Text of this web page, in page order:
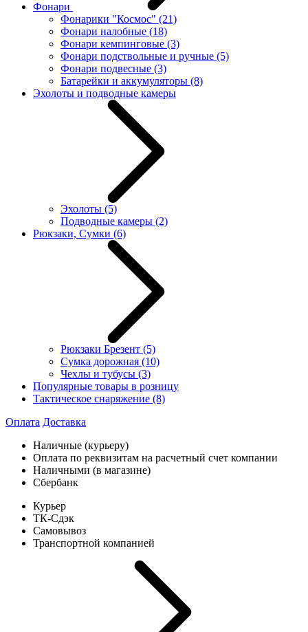
Фонари
Фонарики "Космос" (21)
Фонари налобные (18)
Фонари кемпинговые (3)
Фонари подствольные и ручные (5)
Фонари подвесные (3)
Батарейки и аккумуляторы (8)
Эхолоты и подводные камеры
Эхолоты (5)
Подводные камеры (2)
Рюкзаки, Сумки (6)
Рюкзаки Брезент (5)
Сумка дорожная (10)
Чехлы и тубусы (3)
Популярные товары в розницу
Тактическое снаряжение (8)
Оплата Доставка
Наличные (курьеру)
Оплата по реквизитам на расчетный счет компании
Наличными (в магазине)
Сбербанк
Курьер
ТК-Сдэк
Самовывоз
Транспортной компанией